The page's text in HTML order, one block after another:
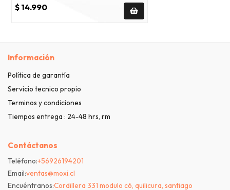
$ 14.990
Información
Política de garantía
Servicio tecnico propio
Terminos y condiciones
Tiempos entrega : 24-48 hrs, rm
Contáctanos
Teléfono:+56926194201
Email:ventas@moxi.cl
Encuéntranos:Cordillera 331 modulo c6, quilicura, santiago